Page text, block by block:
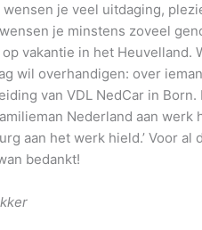
je veel uitdaging,
je minstens zoveel
vakantie in het
wil overhandigen: over
van VDL NedCar in
Nederland aan werk
aan het werk hield.’ Voor
bedankt!